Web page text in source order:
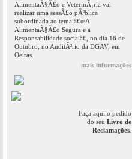
AlimentaÃ§Ã£o e VeterinÃ¡ria vai
realizar uma sessÃ£o pÃºblica
subordinada ao tema â€œA
AlimentaÃ§Ã£o Segura e a
Responsabilidade socialâ€, no dia 16 de
Outubro, no AuditÃ³rio da DGAV, em
Oeiras.
mais informações
Faça aqui o pedido
do seu Livro de
Reclamações